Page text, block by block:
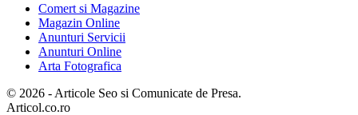
Comert si Magazine
Magazin Online
Anunturi Servicii
Anunturi Online
Arta Fotografica
© 2026 - Articole Seo si Comunicate de Presa.
Articol.co.ro